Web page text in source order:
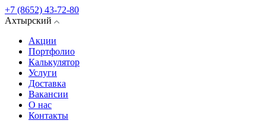
+7 (8652) 43-72-80
Ахтырский
Акции
Портфолио
Калькулятор
Услуги
Доставка
Вакансии
О нас
Контакты